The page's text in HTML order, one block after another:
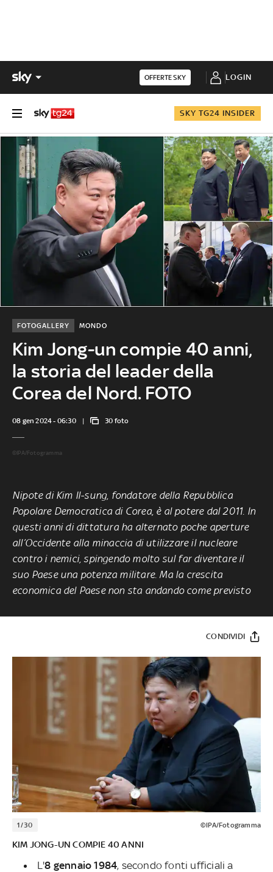
OFFERTE SKY LOGIN
SKY TG24 INSIDER
Kim Jong-un compie 40 anni,
la storia del leader della
Corea del Nord. FOTO
MONDO
FOTOGALLERY
08 gen 2024 - 06:30 30 foto
©IPA/Fotogramma
Nipote di Kim Il-sung, fondatore della Repubblica
Popolare Democratica di Corea, è al potere dal 2011. In
questi anni di dittatura ha alternato poche aperture
all’Occidente alla minaccia di utilizzare il nucleare
contro i nemici, spingendo molto sul far diventare il
suo Paese una potenza militare. Ma la crescita
economica del Paese non sta andando come previsto
CONDIVIDI
1/30 ©IPA/Fotogramma
KIM JONG-UN COMPIE 40 ANNI
L'8 gennaio 1984, secondo fonti ufficiali a